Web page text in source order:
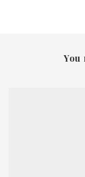
You